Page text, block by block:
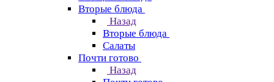
Вторые блюда
Назад
Вторые блюда
Салаты
Почти готово
Назад